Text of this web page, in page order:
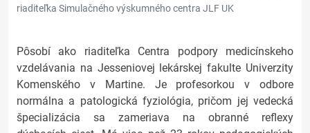
riaditeľka Simulačného výskumného centra JLF UK
Pôsobí ako riaditeľka Centra podpory medicínskeho
vzdelávania na Jesseniovej lekárskej fakulte Univerzity
Komenského v Martine. Je profesorkou v odbore
normálna a patologická fyziológia, pričom jej vedecká
špecializácia sa zameriava na obranné reflexy